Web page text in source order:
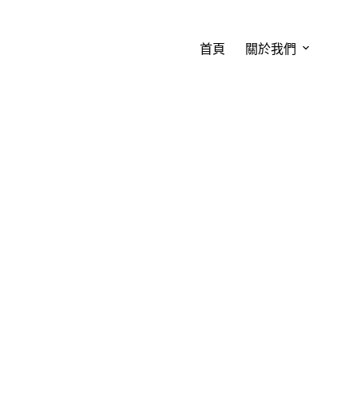
首頁 關於我們